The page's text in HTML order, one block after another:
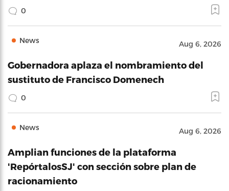
0
News Aug 6, 2026
Gobernadora aplaza el nombramiento del
sustituto de Francisco Domenech
0
News Aug 6, 2026
Amplian funciones de la plataforma
'RepórtalosSJ' con sección sobre plan de
racionamiento